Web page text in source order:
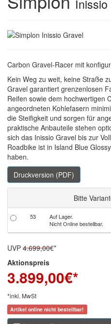
Carbon Gravel-Racer mit
Kein Weg zu weit, keine Straße
Gravel garantiert grenzenlosen
Reifen sowie dem hochwertigen
angeordneten Kohlefasern
die Steifigkeit und sorgen für
praktische Anbauteile stehen
sich das Inissio Gravel bis zur
Roadbike ist in Island Blue
haben.
Druckversion (PDF)
Bitte
53
Auf Lager.
Nicht Online bestellbar.
UVP 4.699,00€*
Aktionspreis
3.899,00€*
*inkl. MwSt
Artikel online nicht bestellbar!